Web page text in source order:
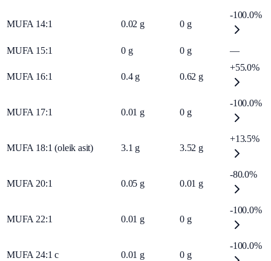
MUFA 14:1 0.02 g 0 g
-100.0%
MUFA 15:1 0 g 0 g —
MUFA 16:1 0.4 g 0.62 g
+55.0%
MUFA 17:1 0.01 g 0 g
-100.0%
MUFA 18:1 (oleik asit) 3.1 g 3.52 g
+13.5%
MUFA 20:1 0.05 g 0.01 g
-80.0%
MUFA 22:1 0.01 g 0 g
-100.0%
MUFA 24:1 c 0.01 g 0 g
-100.0%